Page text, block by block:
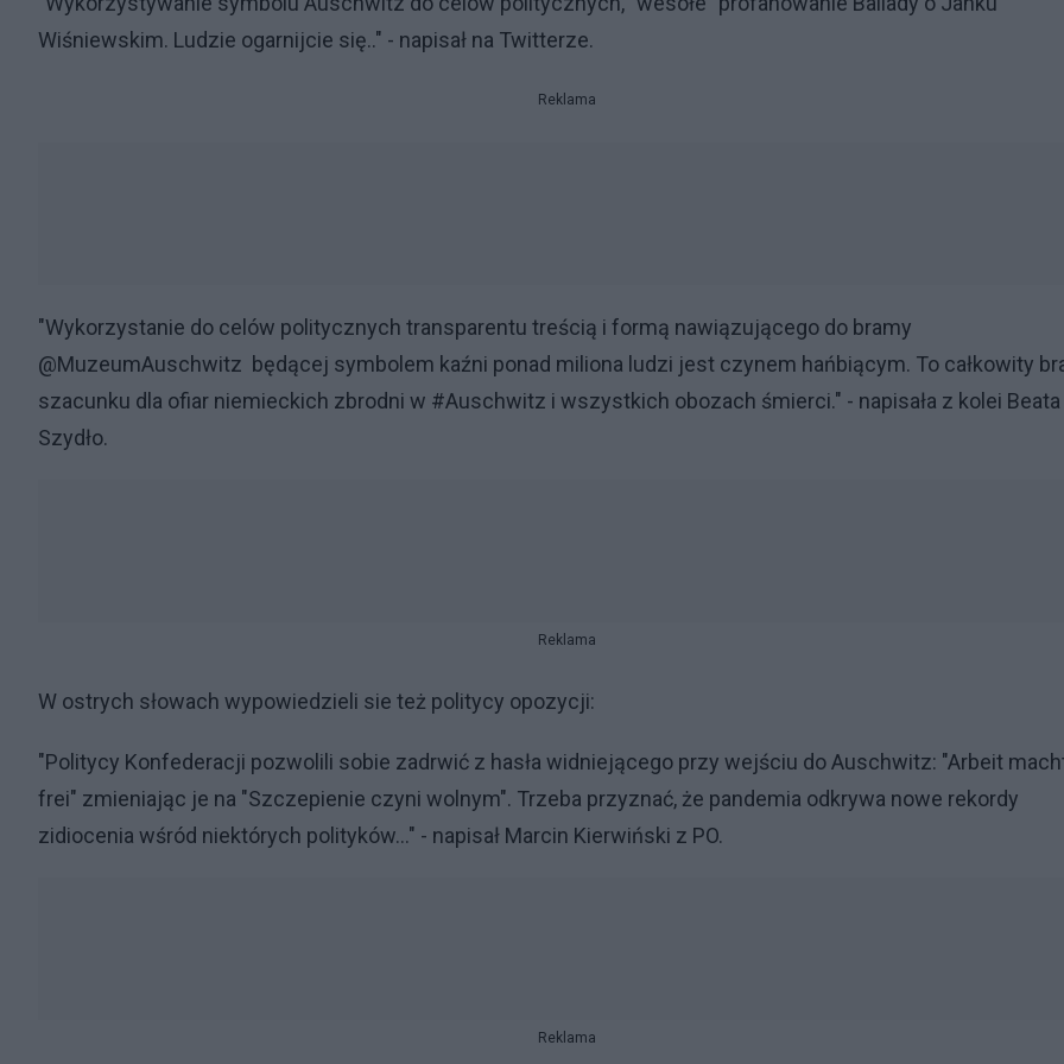
Wiśniewskim. Ludzie ogarnijcie się.." - napisał na Twitterze.
Reklama
"Wykorzystanie do celów politycznych transparentu treścią i formą nawiązującego do bramy
@MuzeumAuschwitz będącej symbolem kaźni ponad miliona ludzi jest czynem hańbiącym. To całkowity
szacunku dla ofiar niemieckich zbrodni w #Auschwitz i wszystkich obozach śmierci." - napisała z kolei Beata
Szydło.
Reklama
W ostrych słowach wypowiedzieli sie też politycy opozycji:
"Politycy Konfederacji pozwolili sobie zadrwić z hasła widniejącego przy wejściu do Auschwitz: "Arbeit
frei" zmieniając je na "Szczepienie czyni wolnym". Trzeba przyznać, że pandemia odkrywa nowe rekordy
zidiocenia wśród niektórych polityków..." - napisał Marcin Kierwiński z PO.
Reklama